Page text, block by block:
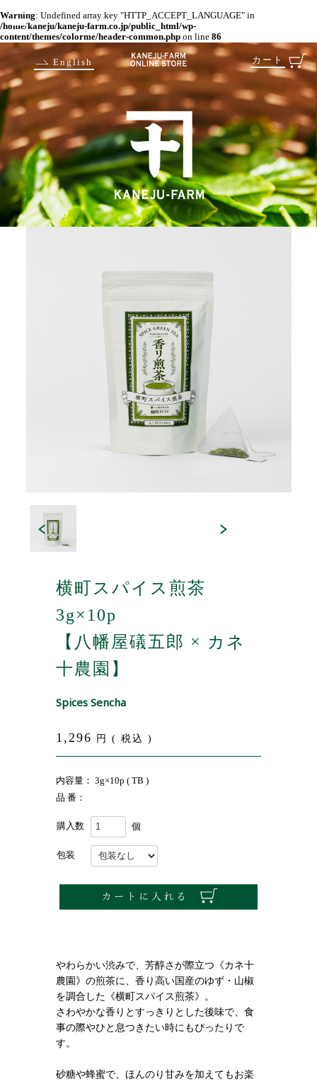
Warning: Undefined array key "HTTP_ACCEPT_LANGUAGE" in
/home/kaneju/kaneju-farm.co.jp/public_html/wp-
content/themes/colorme/header-common.php on line 86
カート
English
横町スパイス煎茶
3g×10p
【八幡屋礒五郎 × カネ
十農園】
Spices Sencha
1,296 円 ( 税込 )
内容量： 3g×10p ( TB )
品 番：
購入数 個
包装
やわらかい渋みで、芳醇さが際立つ《カネ十
農園》の煎茶に、香り高い国産のゆず・山椒
を調合した《横町スパイス煎茶》。
さわやかな香りとすっきりとした後味で、食
事の際やひと息つきたい時にもぴったりで
す。
砂糖や蜂蜜で、ほんのり甘みを加えてもお楽